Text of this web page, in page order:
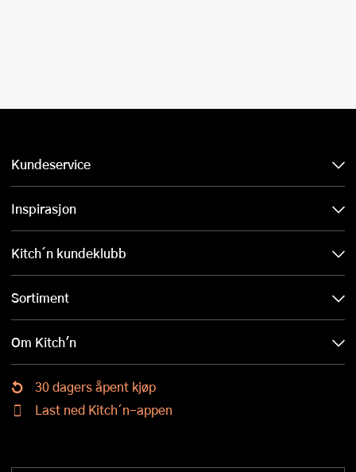
Kundeservice
Inspirasjon
Kitch´n kundeklubb
Sortiment
Om Kitch'n
30 dagers åpent kjøp
Last ned Kitch´n-appen